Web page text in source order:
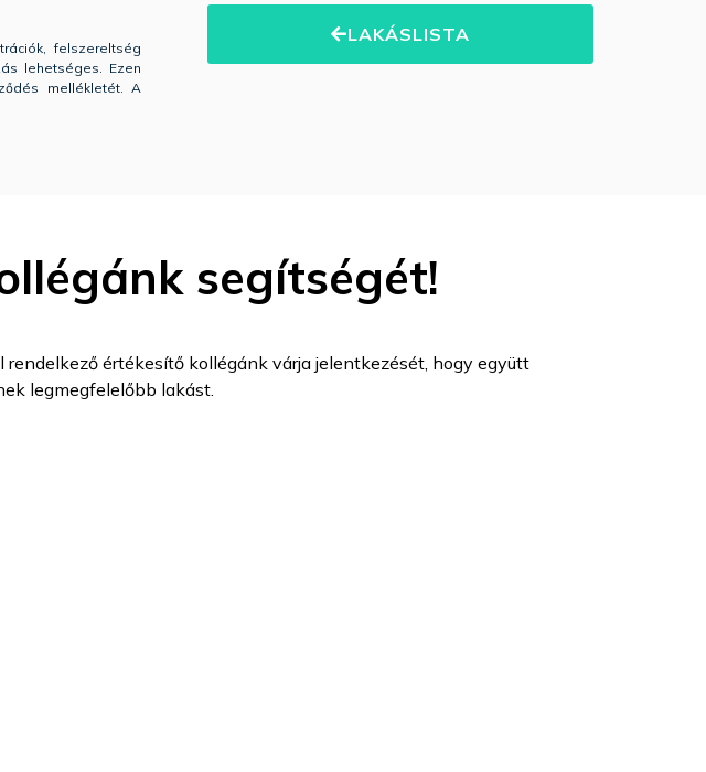
felszereltség
lehetséges. Ezen
mellékletét. A
LAKÁSLISTA
segítségét!
értékesítő kollégánk várja jelentkezését, hogy együtt
legmegfelelőbb lakást.